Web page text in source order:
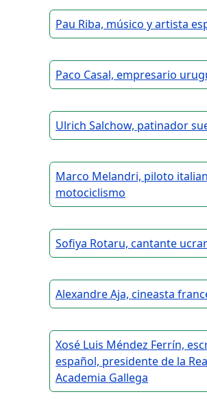
Pau Riba, músico y artista
Paco Casal, empresario
Ulrich Salchow, patinador
Marco Melandri, piloto
motociclismo
Sofiya Rotaru, cantante
Alexandre Aja, cineasta
Xosé Luis Méndez Ferrín,
español, presidente de la
Academia Gallega